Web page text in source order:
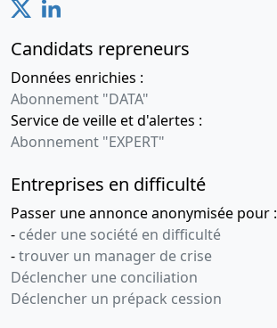
Candidats repreneurs
Données enrichies :
Abonnement "DATA"
Service de veille et d'alertes :
Abonnement "EXPERT"
Entreprises en difficulté
Passer une annonce anonymisée pour :
- céder une société en difficulté
-trouver un manager de crise
Déclencher une conciliation
Déclencher un prépack cession